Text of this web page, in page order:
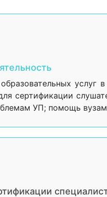
услуг
сертификации
УП; помощь